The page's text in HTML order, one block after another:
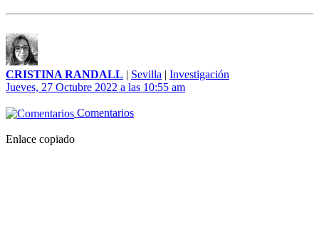
CRISTINA RANDALL | Sevilla | Investigación
Jueves, 27 Octubre 2022 a las 10:55 am
Comentarios
Enlace copiado